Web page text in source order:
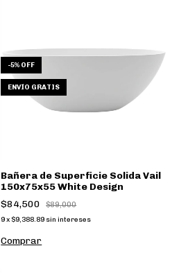
-5% OFF
ENVÍO GRATIS
Bañera de Superficie Solida Vail
150x75x55 White Design
$84,500
$89,000
9x $9,388.89 sin intereses
Comprar